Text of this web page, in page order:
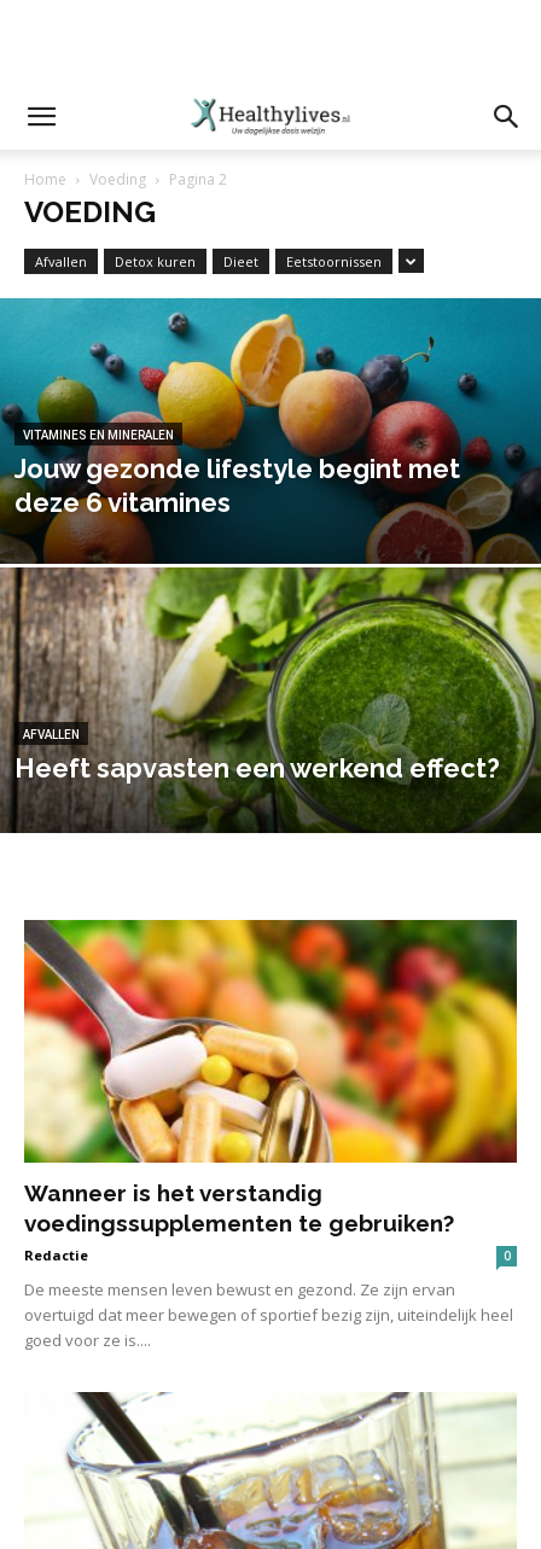
Home Voeding Pagina 2
VOEDING
Afvallen Detox kuren Dieet Eetstoornissen
VITAMINES EN MINERALEN
Jouw gezonde lifestyle begint met
deze 6 vitamines
AFVALLEN
Heeft sapvasten een werkend effect?
Wanneer is het verstandig
voedingssupplementen te gebruiken?
Redactie 0
De meeste mensen leven bewust en gezond. Ze zijn ervan
overtuigd dat meer bewegen of sportief bezig zijn, uiteindelijk heel
goed voor ze is....